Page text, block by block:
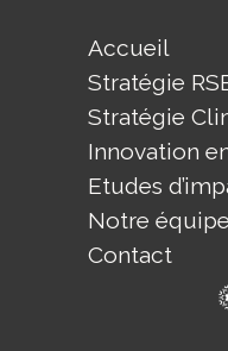
Accueil
Stratégie
Stratégie
Innovation
Etudes
Notre équipe
Contact